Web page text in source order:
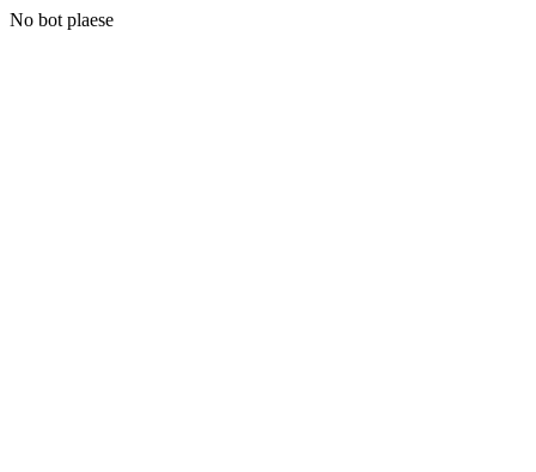
No bot plaese